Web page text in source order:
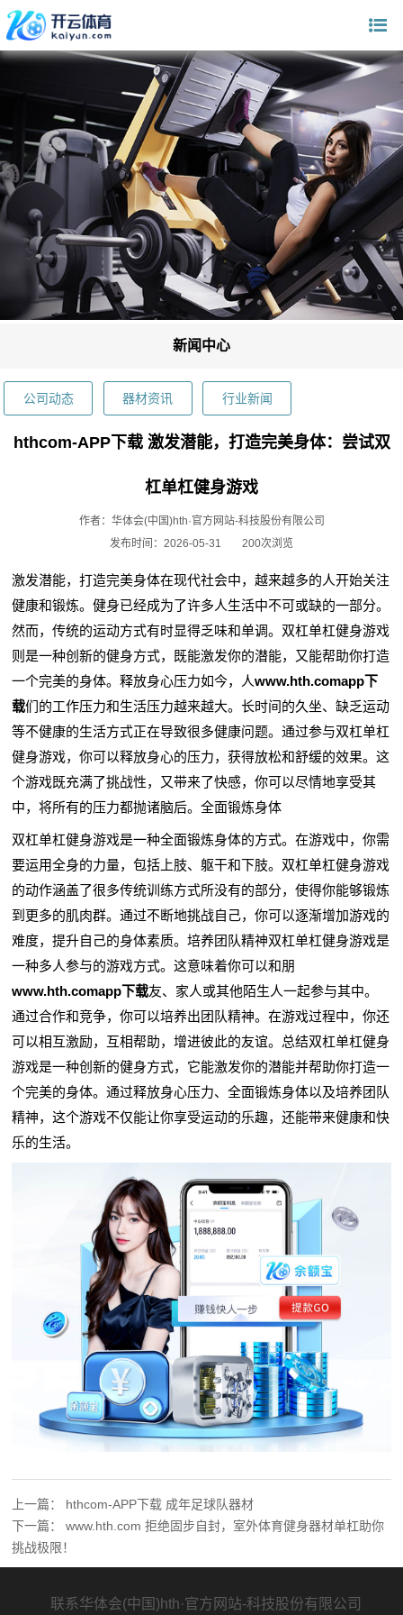
新闻中心
公司动态 器材资讯 行业新闻
hthcom-APP下载 激发潜能，打造完美身体：尝试双
杠单杠健身游戏
作者：华体会(中国)hth·官方网站-科技股份有限公司
发布时间：2026-05-31
200次浏览
激发潜能，打造完美身体在现代社会中，越来越多的人开始关注
健康和锻炼。健身已经成为了许多人生活中不可或缺的一部分。
然而，传统的运动方式有时显得乏味和单调。双杠单杠健身游戏
则是一种创新的健身方式，既能激发你的潜能，又能帮助你打造
一个完美的身体。释放身心压力如今，人www.hth.comapp下
载们的工作压力和生活压力越来越大。长时间的久坐、缺乏运动
等不健康的生活方式正在导致很多健康问题。通过参与双杠单杠
健身游戏，你可以释放身心的压力，获得放松和舒缓的效果。这
个游戏既充满了挑战性，又带来了快感，你可以尽情地享受其
中，将所有的压力都抛诸脑后。全面锻炼身体
双杠单杠健身游戏是一种全面锻炼身体的方式。在游戏中，你需
要运用全身的力量，包括上肢、躯干和下肢。双杠单杠健身游戏
的动作涵盖了很多传统训练方式所没有的部分，使得你能够锻炼
到更多的肌肉群。通过不断地挑战自己，你可以逐渐增加游戏的
难度，提升自己的身体素质。培养团队精神双杠单杠健身游戏是
一种多人参与的游戏方式。这意味着你可以和朋
www.hth.comapp下载友、家人或其他陌生人一起参与其中。
通过合作和竞争，你可以培养出团队精神。在游戏过程中，你还
可以相互激励，互相帮助，增进彼此的友谊。总结双杠单杠健身
游戏是一种创新的健身方式，它能激发你的潜能并帮助你打造一
个完美的身体。通过释放身心压力、全面锻炼身体以及培养团队
精神，这个游戏不仅能让你享受运动的乐趣，还能带来健康和快
乐的生活。
上一篇： hthcom-APP下载 成年足球队器材
下一篇：www.hth.com 拒绝固步自封，室外体育健身器材单杠助你
挑战极限！
联系华体会(中国)hth·官方网站-科技股份有限公司